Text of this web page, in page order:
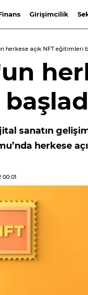
Girişimcilik
herkese açık NFT eğitimleri
sanatın
herkese
00:01